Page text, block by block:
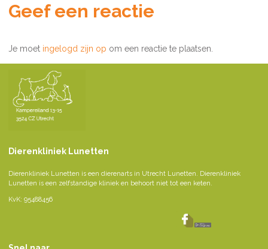
Geef een reactie
Je moet ingelogd zijn op om een reactie te plaatsen.
Dierenkliniek Lunetten
Dierenkliniek Lunetten is een dierenarts in Utrecht Lunetten. Dierenkliniek
Lunetten is een zelfstandige kliniek en behoort niet tot een keten.
KvK: 95488456